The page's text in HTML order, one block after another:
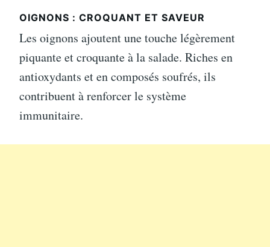
OIGNONS : CROQUANT ET SAVEUR
Les oignons ajoutent une touche légèrement
piquante et croquante à la salade. Riches en
antioxydants et en composés soufrés, ils
contribuent à renforcer le système
immunitaire.